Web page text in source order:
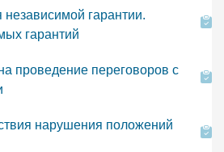
гарантии.
гарантий
проведение переговоров с
нарушения положений